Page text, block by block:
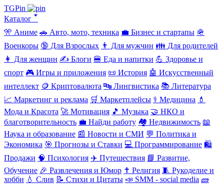
TGPin
Каталог 🢓
🎌 Аниме 🚗 Авто, мото, техника 💼 Бизнес и стартапы 🪖
Военкоры 🔞 Для Взрослых 👨 Для мужчин 👪 Для родителей
👩 Для женщин ✍️ Блоги 🍔 Еда и напитки 💪 Здоровье и
спорт 🎮 Игры и приложения 📜 История 🤖 Искусственный
интеллект 🪙 Криптовалюта 🔤 Лингвистика 📚 Литература
📈 Маркетинг и реклама 🛒 Маркетплейсы ⚕️ Медицина 💄
Мода и Красота 🚀 Мотивация 🎵 Музыка 🤝 НКО и
благотворительность 💼 Найди работу 🏘️ Недвижимость 📖
Наука и образование 📰 Новости и СМИ 💬 Политика и
Экономика 🎯 Прогнозы и Ставки 💻 Программирование 🛍️
Продажи 🧠 Психология ✈️ Путешествия 📘 Развитие,
Обучение 🎉 Развлечения и Юмор ✝️ Религия 🧵 Рукоделие и
хобби 💧 Слив 📝 Стихи и Цитаты 📣 SMM - social media 🧱